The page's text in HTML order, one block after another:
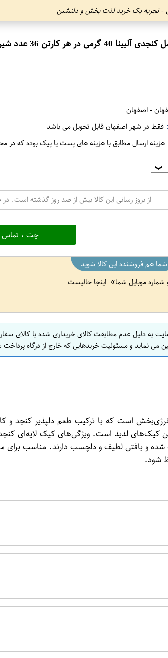
- تجربه یک خرید لذت بخش و دلنشین
در هر کارتن 36 عدد شیرین عسل
-اصفهان
فقط در شهر اصفهان قابل تحویل می باشد
هزینه ارسال مطابق با هزینه های پست یا پیک بوده که در
❯
از بروز رسانی این کالا بیش از صد روز گذشته است. در
چت ، تماس
شما هم فروشنده این کالا شوید
شماره موبایل شما اینجا خالیست
به دلیل عدم مطابقت کالای خریداری شده با کالای
نماید و مسئولیت خریدهایی که خارج از درگاه پرداخت
است که با ترکیب طعم دلپذیر کنجد و
در بسته‌بندی 40 گرمی عرضه می‌شود و هر کارتن شامل 36 عدد از این
و بافتی لطیف و دلچسب دارند. مناسب برای
شود.